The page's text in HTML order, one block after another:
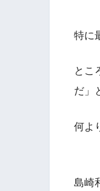
特に
とこ
だ」
何よ
島崎